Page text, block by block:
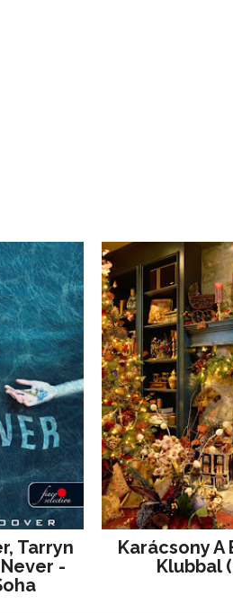
Tarryn
-
Karácsony
Klubbal